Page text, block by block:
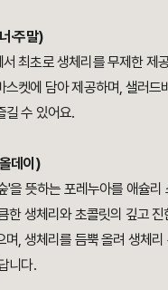
·주말)
최초로 생체리를 무제한 제
스켓에 담아 제공하며, 샐러드
길 수 있어요.
데이)
'을 뜻하는 포레누아를 애슐리
한 생체리와 초콜릿의 깊고
며, 생체리를 듬뿍 올려 생체
니다.